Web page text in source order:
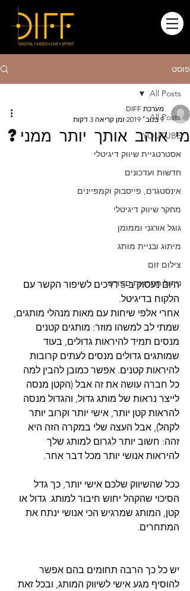
פוסט
All Posts
YOUTUBE
אסטרטגיית שיווק דיגיטלי
חדשות ועדכונים
אינסטגרם, פייסבוק וקמפיינים
מחקר שיווק דיגיטלי
גוגל אורגני וממומן
מיתוג ובניית מותג
צילום זום
ניהול תחרויות ספורט
All Posts
מי אוהב אותך יותר ממני?
מערכת DIFF
9 בנוב׳ 2019
זמן קריאה 3 דקות
היום נעסוק ב-5 דרכים לשיפור הקשר עם
הלקוח בדיגיטל.
אחרי אלפי שיחות עם מאות מנהלי מותגים,
שמתי לב למשהו מוזר: מותגים קטנים
מנסים תמיד להיראות גדולים, בעוד
שמותגים גדולים מנסים לעתים קרובות
להיראות קטנים. אפשר כמובן להבין למה
כל חברה עושה את זה אבל (הקטן מנסה
לייצר נראות של מותג גדול, והגדול מנסה
להראות קטן יותר, אישי יותר וקרוב יותר
לקהל), אבל העצה שלי במקרה הזה היא
זהה: חשוב יותר לגרום למותג שלך
להיראות אנושי יותר מכל דבר אחר.
ככל שהשיווק שלכם אישי יותר, כך גדל
הסיכוי שהקהל יחוש חיבור למותג. גדול או
קטן, המותג שמרגיש הכי אנושי ינתח את
המתחרים.
יש כל כך הרבה תחומים בהם אפשר
להוסיף מגע אישי לשיווק המותג, ובכל זאת